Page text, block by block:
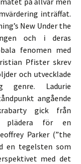
inträffat.
New Under the
och i deras
fenomen med
Pfister skrev
och utvecklade
genre. Ladurie
angående
gick från
plädera för en
Parker (”the
en tegelsten som
med det